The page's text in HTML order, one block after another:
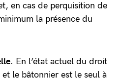
en cas de perquisition de
la présence du
En l’état actuel du droit
le bâtonnier est le seul à